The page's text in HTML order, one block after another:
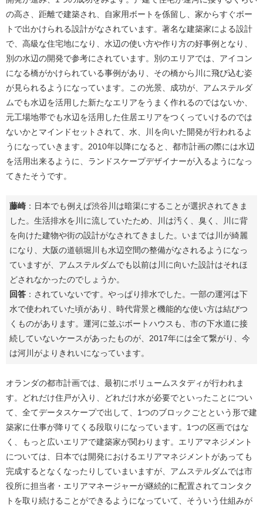
の高さ、距離で建築され、自家用ボートを係留し、家からすぐボー
トで出かけられる設計がなされています。著名な建築家による設計
で、高級な住宅地になり、水辺の使い方や作り方の好事例となり、
別の水辺の開発で参考にされています。別のエリアでは、アイコン
になる橋がかけられている事例があり、その橋から川に飛び込む姿
が見られるようになっています。この光景、成功が、アムステルダ
ムでも水辺を活用した新たなエリアをうまく作れるのではないか、
元工場地帯でも水辺を活用した住居エリアをつくっていけるのでは
ないかとマインドセットされて、水、川を向いた開発が行われるよ
うになっていきます。2010年以降になると、都市計画の際には水辺
を活用出来るように、ランドスケープデザイナーが入るようになっ
てきたそうです。
藤崎 ：日本でも例えば渋谷川は暗渠にすることが選択されてきま
した。生活排水を川に流していたため、川は汚く、臭く、川に背
を向けた建物や街の設計がなされてきました。いまでは川が綺麗
になり、大阪の道頓堀川も水辺空間の整備がなされるようになっ
ていますが、アムステルダムでも以前は川に向いた設計はそれほ
どされなかったのでしょうか。
回答 ：されていないです。やっぱり排水でした。一部の運河は下
水で使われていた頃があり、時代背景と機能的な使い方は結びつ
くものがあります。運河に並ぶボートハウスも、市の下水道に接
続していないケースがあったものが、2017年には全て繋がり、今
は河川がよりきれいになっています。
オランダの都市計画では、最初にボリュームスタディが行われま
す。どれだけ住戸が入り、どれだけ水が必要でといったことについ
て、全てデータスケープで出して、1つのブロックごとという形で建
築家に仕事が降りてくる段取りになっています。1つの区画ではな
く、もっと広いエリアで建築家が関わります。エリアマネジメント
については、日本では開発におけるエリアマネジメントがあっても
完成するとなくなったりしていまいますが、アムステルダムでは市
役所に担当者・エリアマネージャーが継続的に配置されてコンタク
トを取り続けることができるようになっていて、そういう仕組みが